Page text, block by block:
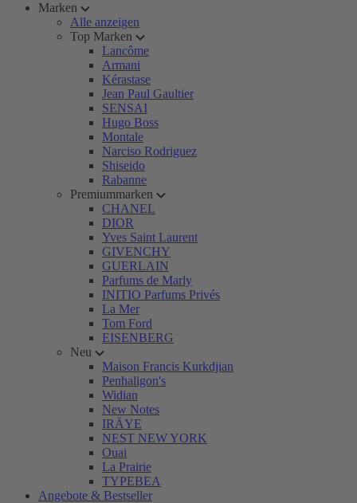
Marken
Alle anzeigen
Top Marken
Lancôme
Armani
Kérastase
Jean Paul Gaultier
SENSAI
Hugo Boss
Montale
Narciso Rodriguez
Shiseido
Rabanne
Premiummarken
CHANEL
DIOR
Yves Saint Laurent
GIVENCHY
GUERLAIN
Parfums de Marly
INITIO Parfums Privés
La Mer
Tom Ford
EISENBERG
Neu
Maison Francis Kurkdjian
Penhaligon's
Widian
New Notes
IRÄYE
NEST NEW YORK
Ouai
La Prairie
TYPEBEA
Angebote & Bestseller